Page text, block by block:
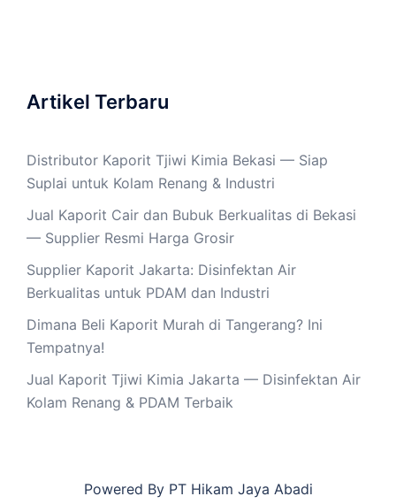
Artikel Terbaru
Distributor Kaporit Tjiwi Kimia Bekasi — Siap
Suplai untuk Kolam Renang & Industri
Jual Kaporit Cair dan Bubuk Berkualitas di Bekasi
— Supplier Resmi Harga Grosir
Supplier Kaporit Jakarta: Disinfektan Air
Berkualitas untuk PDAM dan Industri
Dimana Beli Kaporit Murah di Tangerang? Ini
Tempatnya!
Jual Kaporit Tjiwi Kimia Jakarta — Disinfektan Air
Kolam Renang & PDAM Terbaik
Powered By PT Hikam Jaya Abadi